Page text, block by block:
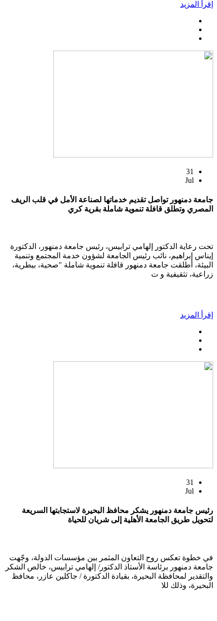
إقرأ المزيد
31
Jul
جامعة دمنهور تواصل تقديم خدماتها لصناعة الأمل في قلب الريف
المصري وتطلق قافلة تنموية شاملة بقرية كري
تحت رعاية الدكتور إلهامي ترابيس، رئيس جامعة دمنهور، الدكتورة
إيناس إبراهيم، نائب رئيس الجامعة لشؤون خدمة المجتمع وتنمية
البيئة، أطلقت جامعة دمنهور قافلة تنموية شاملة "صحية، بيطرية،
زراعية، تثقيفية و ت
إقرأ المزيد
31
Jul
رئيس جامعة دمنهور يشكر محافظ البحيرة لاستجابتها السريعة
لتحويل طريق الجامعة الأهلية إلى شريان للحياة
في خطوة تعكس روح التعاون المثمر بين مؤسسات الدولة، وجّهت
جامعة دمنهور برئاسة الأستاذ الدكتور/ إلهامي ترابيس، خالص الشكر
والتقدير لمحافظة البحيرة، بقيادة الدكتورة / جاكلين عازر، محافظ
البحيرة، وذلك للا